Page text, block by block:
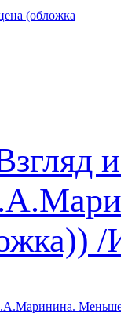
(обложка